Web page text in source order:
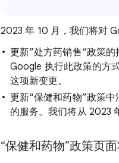
2023 年 10 月，我们将对
更新”处方药销售“政策
Google 执行此政策的方
这项新变更。
更新“保健和药物”政策
的服务。我们将从 2023
“保健和药物”政策页面